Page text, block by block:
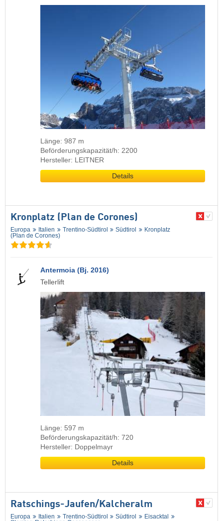
Länge: 987 m
Beförderungskapazität/h: 2200
Hersteller: LEITNER
Details
Kronplatz (Plan de Corones)
Europa Italien Trentino-Südtirol Südtirol
Kronplatz
(Plan de Corones)
Antermoia (Bj. 2016)
Tellerlift
Länge: 597 m
Beförderungskapazität/h: 720
Hersteller: Doppelmayr
Details
Ratschings-Jaufen/​Kalcheralm
Europa Italien Trentino-Südtirol Südtirol
Eisacktal